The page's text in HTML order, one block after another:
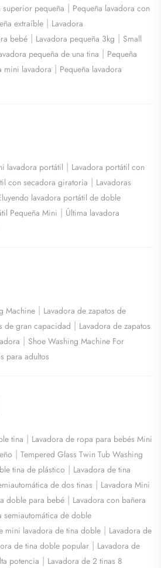
pequeña | Pequeña lavadora con
extraíble | Lavadora
bebé | Lavadora pequeña 3kg | Small
pequeña de una tina | Pequeña
mini lavadora | Pequeña lavadora
lavadora portátil | Lavadora portátil con
con secadora giratoria | Lavadoras
lavadora portátil de doble
Pequeña Mini | Última lavadora
Machine | Lavadora de zapatos de
de gran capacidad | Lavadora de zapatos
| Shoe Washing Machine For
para adultos
tina | Lavadora de ropa para bebés Mini
| Tempered Glass Twin Tub Washing
tina de plástico | Lavadora de tina
de dos tinas | Lavadora Mini
doble para bebé | Lavadora con bañera
semiautomática de doble
mini lavadora de tina doble | Lavadora de
de tina doble popular | Lavadora de
potencia | Lavadora de 2 tinas 8